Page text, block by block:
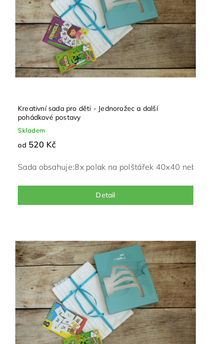
Kreativní sada pro děti - Jednorožec a další
pohádkové postavy
Skladem
od 520 Kč
Detail
Sada obsahuje:8x polak na polštářek 40x40 nebo